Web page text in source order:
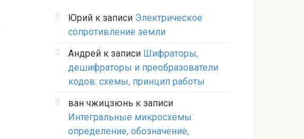
Юрий к записи Электрическое
сопротивление земли
Андрей к записи Шифраторы,
дешифраторы и преобразователи
кодов: схемы, принцип работы
ван чжицзюнь к записи
Интегральные микросхемы:
определение, обозначение,